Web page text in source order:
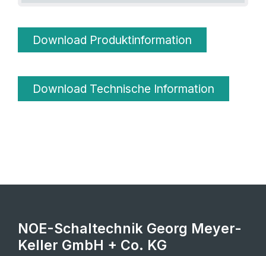
Download Produktinformation
Download Technische Information
NOE-Schaltechnik Georg Meyer-
Keller GmbH + Co. KG